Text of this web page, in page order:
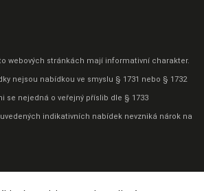
webových stránkách mají informativní charakter.
nejsou nabídkou ve smyslu § 1731 nebo § 1732
se nejedná o veřejný příslib dle § 1733
indikativních nabídek nevzniká nárok na